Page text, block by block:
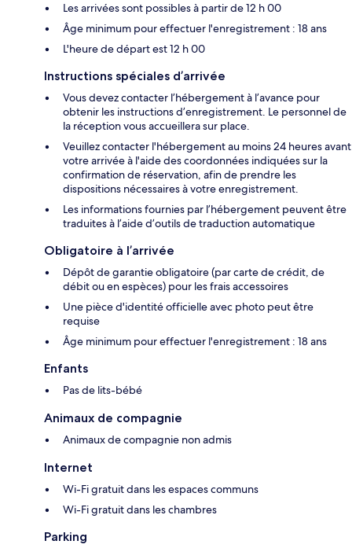
Les arrivées sont possibles à partir de 12 h 00
Âge minimum pour effectuer l'enregistrement : 18 ans
L'heure de départ est 12 h 00
Instructions spéciales d’arrivée
Vous devez contacter l’hébergement à l’avance pour
obtenir les instructions d’enregistrement. Le personnel de
la réception vous accueillera sur place.
Veuillez contacter l'hébergement au moins 24 heures avant
votre arrivée à l'aide des coordonnées indiquées sur la
confirmation de réservation, afin de prendre les
dispositions nécessaires à votre enregistrement.
Les informations fournies par l’hébergement peuvent être
traduites à l’aide d’outils de traduction automatique
Obligatoire à l’arrivée
Dépôt de garantie obligatoire (par carte de crédit, de
débit ou en espèces) pour les frais accessoires
Une pièce d'identité officielle avec photo peut être
requise
Âge minimum pour effectuer l'enregistrement : 18 ans
Enfants
Pas de lits-bébé
Animaux de compagnie
Animaux de compagnie non admis
Internet
Wi-Fi gratuit dans les espaces communs
Wi-Fi gratuit dans les chambres
Parking